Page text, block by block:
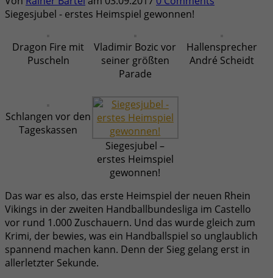
Siegesjubel - erstes Heimspiel gewonnen!
Dragon Fire mit
Puscheln
Vladimir Bozic vor
seiner größten
Parade
Hallensprecher
André Scheidt
Schlangen vor den
Tageskassen
Siegesjubel –
erstes Heimspiel
gewonnen!
Das war es also, das erste Heimspiel der neuen Rhein
Vikings in der zweiten Handballbundesliga im Castello
vor rund 1.000 Zuschauern. Und das wurde gleich zum
Krimi, der bewies, was ein Handballspiel so unglaublich
spannend machen kann. Denn der Sieg gelang erst in
allerletzter Sekunde.